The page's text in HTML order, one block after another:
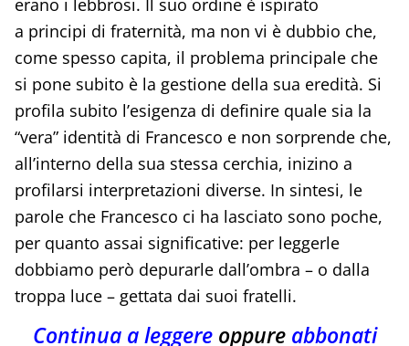
erano i lebbrosi. Il suo ordine è ispirato
a principi di fraternità, ma non vi è dubbio che,
come spesso capita, il problema principale che
si pone subito è la gestione della sua eredità. Si
profila subito l’esigenza di definire quale sia la
“vera” identità di Francesco e non sorprende che,
all’interno della sua stessa cerchia, inizino a
profilarsi interpretazioni diverse. In sintesi, le
parole che Francesco ci ha lasciato sono poche,
per quanto assai significative: per leggerle
dobbiamo però depurarle dall’ombra – o dalla
troppa luce – gettata dai suoi fratelli.
Continua a leggereoppure abbonati